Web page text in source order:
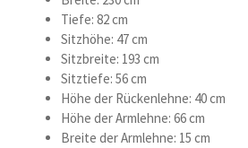
Tiefe: 82 cm
Sitzhöhe: 47 cm
Sitzbreite: 193 cm
Sitztiefe: 56 cm
Höhe der Rückenlehne: 40 cm
Höhe der Armlehne: 66 cm
Breite der Armlehne: 15 cm